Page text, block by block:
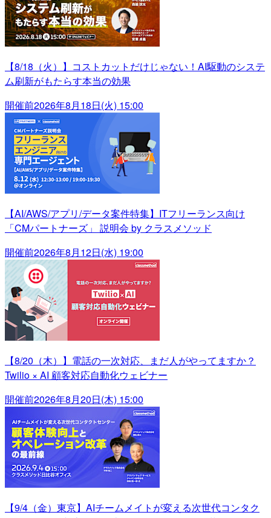
【8/18（火）】コストカットだけじゃない！AI駆動のシステ
ム刷新がもたらす本当の効果
開催前2026年8月18日(火) 15:00
【AI/AWS/アプリ/データ案件特集】ITフリーランス向け
「CMパートナーズ」 説明会 by クラスメソッド
開催前2026年8月12日(水) 19:00
【8/20（木）】電話の一次対応、まだ人がやってますか？
Twilio × AI 顧客対応自動化ウェビナー
開催前2026年8月20日(木) 15:00
【9/4（金）東京】AIチームメイトが変える次世代コンタク